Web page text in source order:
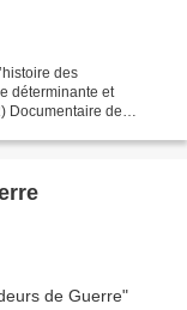
des
déterminante et
Documentaire de